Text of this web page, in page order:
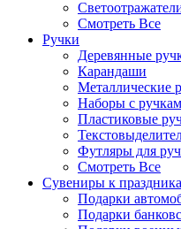
Смотреть Все
Ручки
Деревянные
Карандаши
Металлические
Наборы с
Пластиковые
Футляры для
Смотреть Все
Сувениры к
Подарки
Подарки